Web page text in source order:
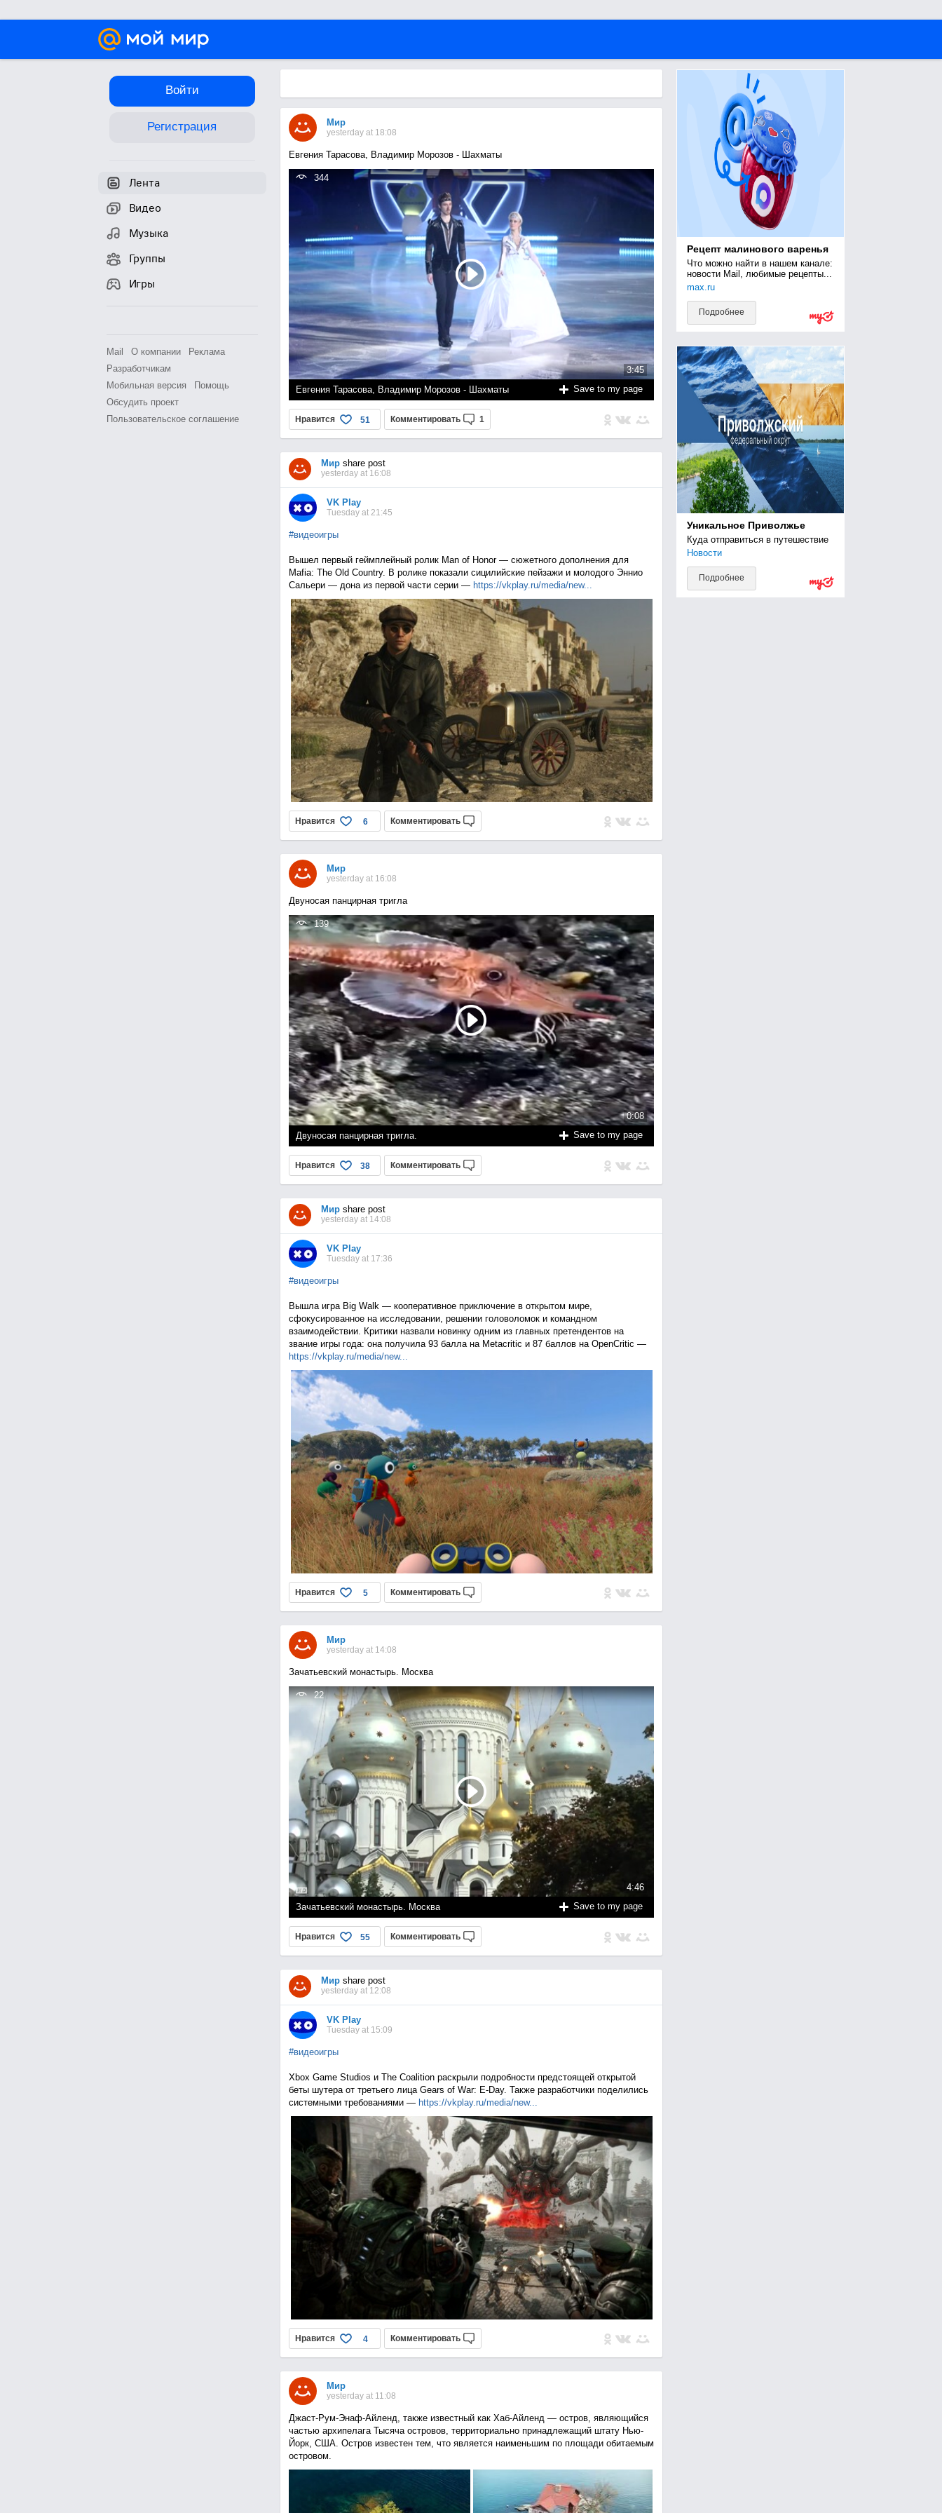
Войти
Регистрация
Лента
Видео
Музыка
Группы
Игры
Mail О компании
Реклама
Разработчикам
Мобильная версия
Помощь
Обсудить проект
Пользовательское соглашение
Мир
yesterday at 18:08
Евгения Тарасова, Владимир Морозов - Шахматы
3:45
344
Евгения Тарасова, Владимир Морозов - Шахматы Save to my page
Нравится 51 Комментировать 1
Мирshare post
yesterday at 16:08
VK Play
Tuesday at 21:45
#видеоигры
Вышел первый геймплейный ролик Man of Honor — сюжетного дополнения для
Mafia: The Old Country. В ролике показали сицилийские пейзажи и молодого Эннио
Сальери — дона из первой части серии — https://vkplay.ru/media/new...
Нравится 6 Комментировать
Мир
yesterday at 16:08
Двуносая панцирная тригла
0:08
139
Двуносая панцирная тригла. Save to my page
Нравится 38 Комментировать
Мирshare post
yesterday at 14:08
VK Play
Tuesday at 17:36
#видеоигры
Вышла игра Big Walk — кооперативное приключение в открытом мире,
сфокусированное на исследовании, решении головоломок и командном
взаимодействии. Критики назвали новинку одним из главных претендентов на
звание игры года: она получила 93 балла на Metacritic и 87 баллов на OpenCritic —
https://vkplay.ru/media/new...
Нравится 5 Комментировать
Мир
yesterday at 14:08
Зачатьевский монастырь. Москва
4:46
22
Зачатьевский монастырь. Москва Save to my page
Нравится 55 Комментировать
Мирshare post
yesterday at 12:08
VK Play
Tuesday at 15:09
#видеоигры
Xbox Game Studios и The Coalition раскрыли подробности предстоящей открытой
беты шутера от третьего лица Gears of War: E-Day. Также разработчики поделились
системными требованиями — https://vkplay.ru/media/new...
Нравится 4 Комментировать
Мир
yesterday at 11:08
Джаст-Рум-Энаф-Айленд, также известный как Хаб-Айленд — остров, являющийся
частью архипелага Тысяча островов, территориально принадлежащий штату Нью-
Йорк, США. Остров известен тем, что является наименьшим по площади обитаемым
островом.
Рецепт малинового варенья
Что можно найти в нашем канале:
новости Mail, любимые рецепты...
max.ru
Подробнее
Уникальное Приволжье
Куда отправиться в путешествие
Новости
Подробнее